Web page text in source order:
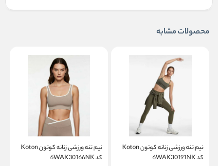
محصولات مشابه
نیم تنه ورزشی زنانه کوتون Koton
کد 6WAK30191NK
نیم تنه ورزشی زنانه کوتون Koton
کد 6WAK30166NK